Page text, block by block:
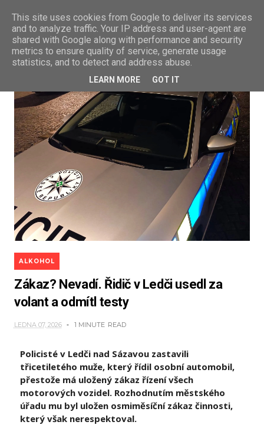
ALKOHOL
Zákaz? Nevadí. Řidič v Ledči usedl za
volant a odmítl testy
LEDNA 07, 2026 1 MINUTE READ
Policisté v Ledči nad Sázavou zastavili
třicetiletého muže, který řídil osobní automobil,
přestože má uložený zákaz řízení všech
motorových vozidel. Rozhodnutím městského
úřadu mu byl uložen osmiměsíční zákaz činnosti,
který však nerespektoval.
This site uses cookies from Google to deliver its services
and to analyze traffic. Your IP address and user-agent are
shared with Google along with performance and security
metrics to ensure quality of service, generate usage
statistics, and to detect and address abuse.
LEARN MORE GOT IT